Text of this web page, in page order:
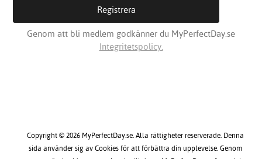
Genom att bli medlem godkänner du MyPerfectDay.se
Integritetspolicy.
Copyright © 2026 MyPerfectDay.se. Alla rättigheter reserverade. Denna
sida använder sig av Cookies för att förbättra din upplevelse. Genom